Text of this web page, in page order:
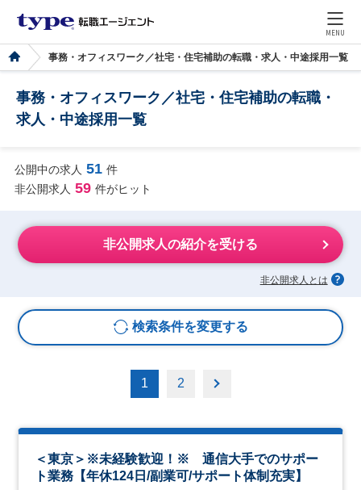
MENU
事務・オフィスワーク／社宅・住宅補助の転職・求人・中途採用一覧
事務・オフィスワーク／社宅・住宅補助の転職・
求人・中途採用一覧
公開中の求人 51 件
非公開求人 59 件がヒット
非公開求人の紹介を受ける
非公開求人とは
検索条件を変更する
1 2
＜東京＞※未経験歓迎！※ 通信大手でのサポー
ト業務【年休124日/副業可/サポート体制充実】